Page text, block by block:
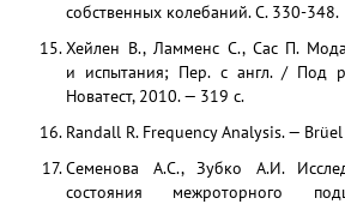
собственных ко­лебаний. С. 330-348.
Хейлен В., Ламменс С., Сас П.
и испытания; Пер. с англ. / Под
Новатест, 2010. — 319 с.
Randall R. Frequency Analysis. —
Семенова А.С., Зубко А.И.
состояния межроторного